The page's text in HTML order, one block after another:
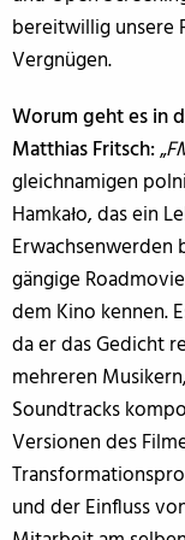
bereitwillig unsere
Vergnügen.
Worum geht es in
Matthias Fritsch:„
gleichnamigen
Hamkało, das ein
Erwachsenwerden
gängige
dem Kino kennen.
da er das Gedicht
mehreren
Soundtracks
Versionen des
und der Einfluss